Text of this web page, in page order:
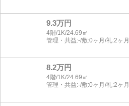
9.3万円
4階/1K/24.69㎡
管理・共益:-/敷:0ヶ月/礼:2ヶ月
8.2万円
4階/1K/24.69㎡
管理・共益:-/敷:0ヶ月/礼:2ヶ月